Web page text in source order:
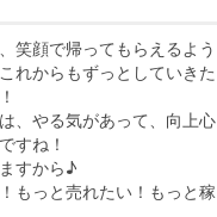
笑顔で帰ってもらえるよう
れからもずっとしていきた
、やる気があって、向上心
すね！
すから♪
もっと売れたい！もっと稼